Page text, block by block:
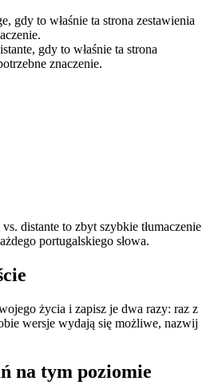
gdy to właśnie ta strona zestawienia
gdy to właśnie ta strona
znaczenie.
distante to zbyt szybkie tłumaczenie
portugalskiego słowa.
życia i zapisz je dwa razy: raz z
wersje wydają się możliwe, nazwij
na tym poziomie